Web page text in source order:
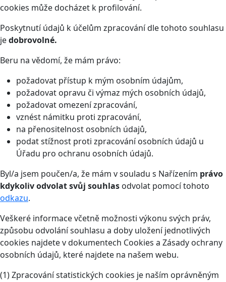
cookies může docházet k profilování.
Poskytnutí údajů k účelům zpracování dle tohoto souhlasu
jedobrovolné.
Beru na vědomí, že mám právo:
požadovat přístup k mým osobním údajům,
požadovat opravu či výmaz mých osobních údajů,
požadovat omezení zpracování,
vznést námitku proti zpracování,
na přenositelnost osobních údajů,
podat stížnost proti zpracování osobních údajů u
Úřadu pro ochranu osobních údajů.
Byl/a jsem poučen/a, že mám v souladu s Nařízením právo
kdykoliv odvolat svůj souhlas odvolat pomocí tohoto
odkazu.
Veškeré informace včetně možnosti výkonu svých práv,
způsobu odvolání souhlasu a doby uložení jednotlivých
cookies najdete v dokumentech Cookies a Zásady ochrany
osobních údajů, které najdete na našem webu.
(1) Zpracování statistických cookies je naším oprávněným